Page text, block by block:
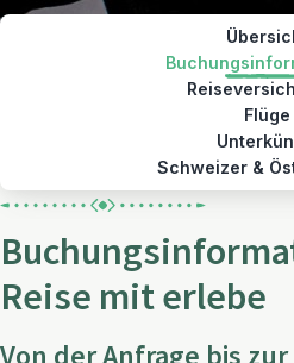
Flüge
Schweizer &
Reise mit erlebe